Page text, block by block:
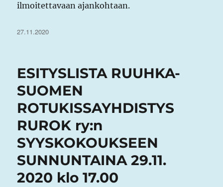
ilmoitettavaan ajankohtaan.
Julkaistu
27.11.2020
ESITYSLISTA RUUHKA-
SUOMEN
ROTUKISSAYHDISTYS
RUROK ry:n
SYYSKOKOUKSEEN
SUNNUNTAINA 29.11.
2020 klo 17.00